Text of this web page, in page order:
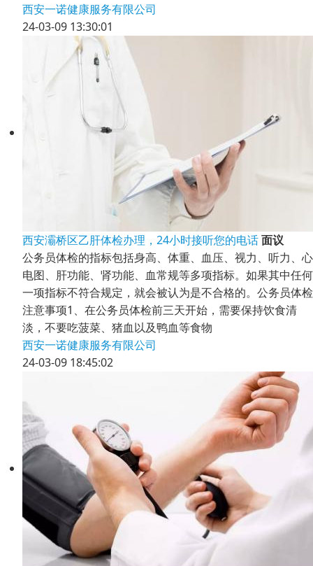
西安一诺健康服务有限公司
24-03-09 13:30:01
西安灞桥区乙肝体检办理，24小时接听您的电话面议
公务员体检的指标包括身高、体重、血压、视力、听力、心
电图、肝功能、肾功能、血常规等多项指标。如果其中任何
一项指标不符合规定，就会被认为是不合格的。公务员体检
注意事项1、在公务员体检前三天开始，需要保持饮食清
淡，不要吃菠菜、猪血以及鸭血等食物
西安一诺健康服务有限公司
24-03-09 18:45:02